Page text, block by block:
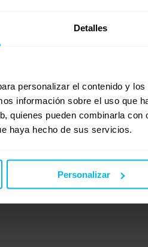
Detalles
personalizar el contenido y
información sobre el uso que
quienes pueden combinarla
haya hecho de sus servicios.
Personalizar
TLF: 968.81.31.23